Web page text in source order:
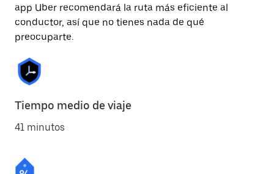
app Uber recomendará la ruta más eficiente al
conductor, así que no tienes nada de qué
preocuparte.
Tiempo medio de viaje
41 minutos